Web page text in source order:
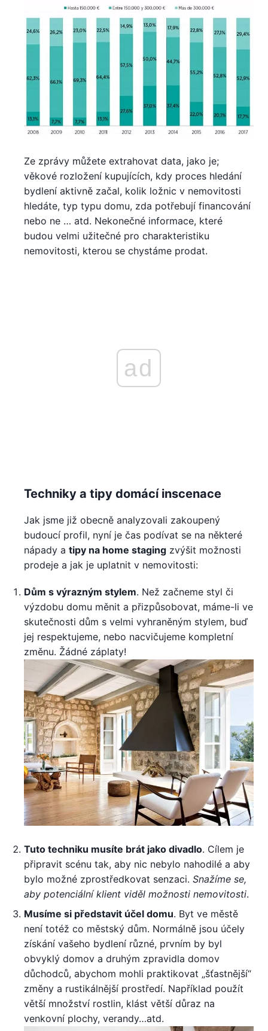
Ze zprávy můžete extrahovat data, jako je;
věkové rozložení kupujících, kdy proces hledání
bydlení aktivně začal, kolik ložnic v nemovitosti
hledáte, typ typu domu, zda potřebují financování
nebo ne … atd. Nekonečné informace, které
budou velmi užitečné pro charakteristiku
nemovitosti, kterou se chystáme prodat.
ad
Techniky a tipy domácí inscenace
Jak jsme již obecně analyzovali zakoupený
budoucí profil, nyní je čas podívat se na některé
nápady a tipy na home staging zvýšit možnosti
prodeje a jak je uplatnit v nemovitosti:
Dům s výrazným stylem. Než začneme styl či
výzdobu domu měnit a přizpůsobovat, máme-li ve
skutečnosti dům s velmi vyhraněným stylem, buď
jej respektujeme, nebo nacvičujeme kompletní
změnu. Žádné záplaty!
Tuto techniku musíte brát jako divadlo. Cílem je
připravit scénu tak, aby nic nebylo nahodilé a aby
bylo možné zprostředkovat senzaci. Snažíme se,
aby potenciální klient viděl možnosti nemovitosti.
Musíme si představit účel domu. Byt ve městě
není totéž co městský dům. Normálně jsou účely
získání vašeho bydlení různé, prvním by byl
obvyklý domov a druhým zpravidla domov
důchodců, abychom mohli praktikovat „šťastnější“
změny a rustikálnější prostředí. Například použít
větší množství rostlin, klást větší důraz na
venkovní plochy, verandy…atd.